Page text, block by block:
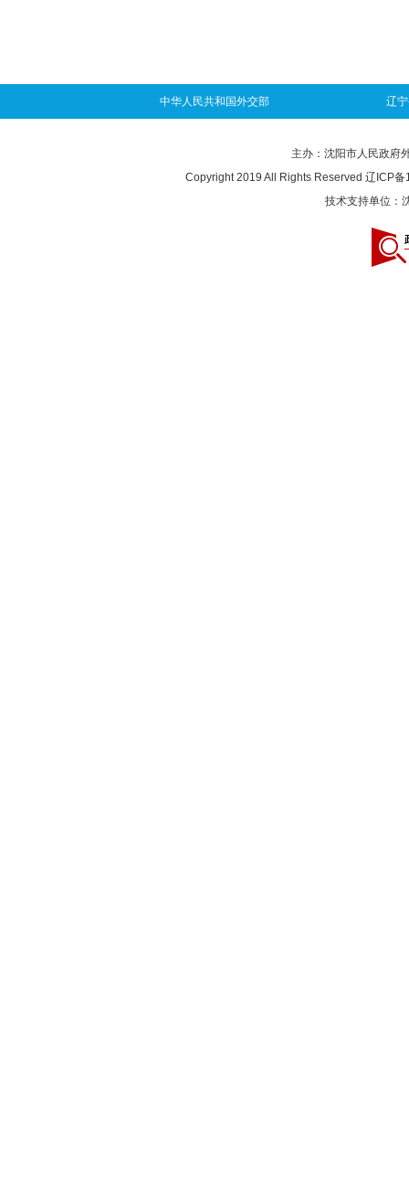
中华人民共和国外交部 辽
主办：沈阳市人民政府
Copyright 2019 All Rights Reserved 辽ICP备
技术支持单位：